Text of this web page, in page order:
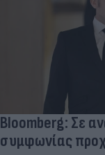
Bloomberg: Σε
συμφωνίας